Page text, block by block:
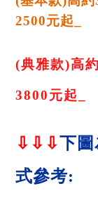
2500元起_
(典雅款)高
3800元起_
⇩ ⇩ ⇩下
式參考: